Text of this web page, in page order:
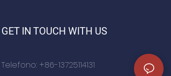
GET IN TOUCH WITH US
Telefono: +86-13725114131